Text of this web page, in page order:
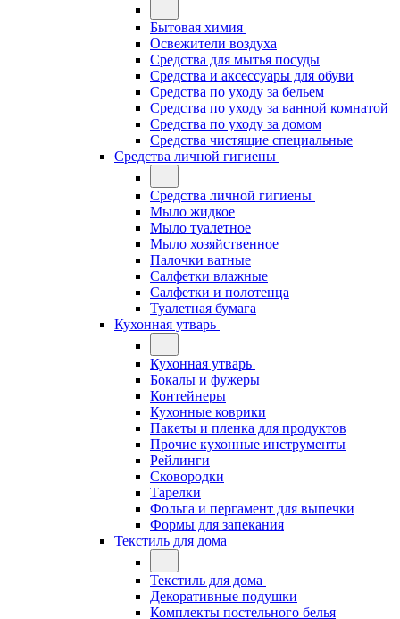
Бытовая химия
Освежители воздуха
Средства для мытья посуды
Средства и аксессуары для обуви
Средства по уходу за бельем
Средства по уходу за ванной комнатой
Средства по уходу за домом
Средства чистящие специальные
Средства личной гигиены
Средства личной гигиены
Мыло жидкое
Мыло туалетное
Мыло хозяйственное
Палочки ватные
Салфетки влажные
Салфетки и полотенца
Туалетная бумага
Кухонная утварь
Кухонная утварь
Бокалы и фужеры
Контейнеры
Кухонные коврики
Пакеты и пленка для продуктов
Прочие кухонные инструменты
Рейлинги
Сковородки
Тарелки
Фольга и пергамент для выпечки
Формы для запекания
Текстиль для дома
Текстиль для дома
Декоративные подушки
Комплекты постельного белья